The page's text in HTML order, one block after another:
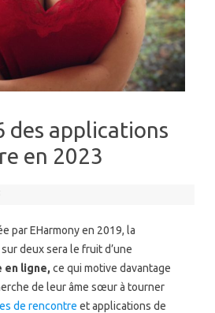
des applications
en 2023
par EHarmony en 2019, la
deux sera le fruit d’une
en ligne, ce qui motive davantage
de leur âme sœur à tourner
de rencontre et applications de